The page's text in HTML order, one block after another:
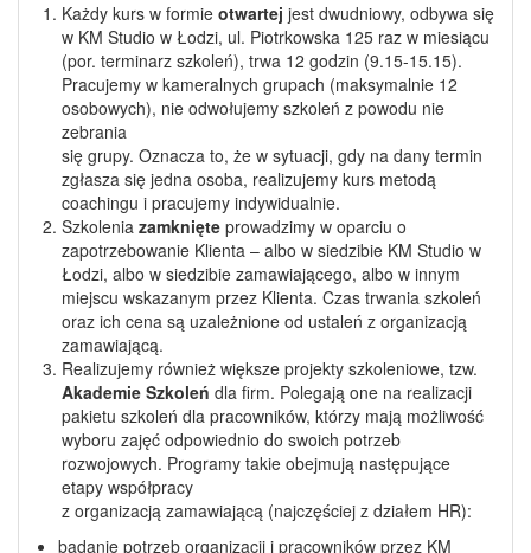
Każdy kurs w formie otwartej jest dwudniowy, odbywa się
w KM Studio w Łodzi, ul. Piotrkowska 125 raz w miesiącu
(por. terminarz szkoleń), trwa 12 godzin (9.15-15.15).
Pracujemy w kameralnych grupach (maksymalnie 12
osobowych), nie odwołujemy szkoleń z powodu nie
zebrania
się grupy. Oznacza to, że w sytuacji, gdy na dany termin
zgłasza się jedna osoba, realizujemy kurs metodą
coachingu i pracujemy indywidualnie.
Szkolenia zamknięte prowadzimy w oparciu o
zapotrzebowanie Klienta – albo w siedzibie KM Studio w
Łodzi, albo w siedzibie zamawiającego, albo w innym
miejscu wskazanym przez Klienta. Czas trwania szkoleń
oraz ich cena są uzależnione od ustaleń z organizacją
zamawiającą.
Realizujemy również większe projekty szkoleniowe, tzw.
Akademie Szkoleń dla firm. Polegają one na realizacji
pakietu szkoleń dla pracowników, którzy mają możliwość
wyboru zajęć odpowiednio do swoich potrzeb
rozwojowych. Programy takie obejmują następujące
etapy współpracy
z organizacją zamawiającą (najczęściej z działem HR):
badanie potrzeb organizacji i pracowników przez KM